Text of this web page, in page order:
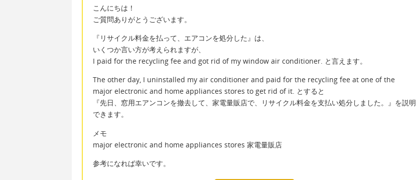
こんにちは！
ご質問ありがとうございます。
『リサイクル料金を払って、エアコンを処分した』は、
いくつか言い方が考えられますが、
I paid for the recycling fee and got rid of my window air conditioner. と言えます。
The other day, I uninstalled my air conditioner and paid for the recycling fee at one of the
major electronic and home appliances stores to get rid of it. とすると
『先日、窓用エアンコンを撤去して、家電量販店で、リサイクル料金を支払い処分しました。』を説明
できます。
メモ
major electronic and home appliances stores 家電量販店
参考になれば幸いです。